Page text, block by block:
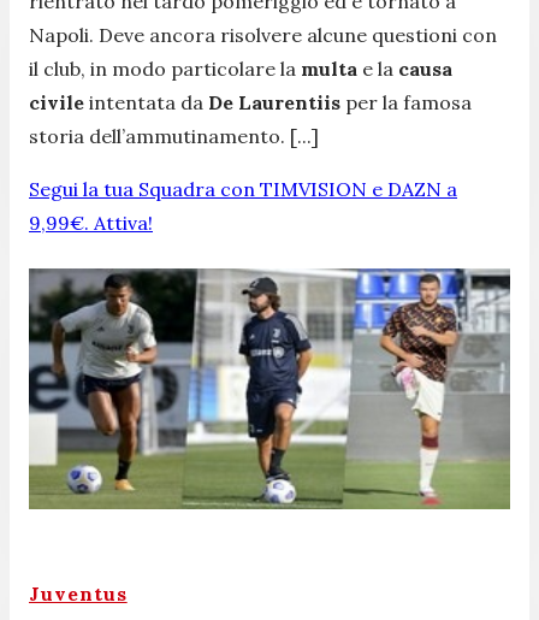
Napoli. Deve ancora risolvere alcune questioni con
il club, in modo particolare la multa e la causa
civile intentata da De Laurentiis per la famosa
storia dell’ammutinamento. [...]
Segui la tua Squadra con TIMVISION e DAZN a
9,99€. Attiva!
Juventus